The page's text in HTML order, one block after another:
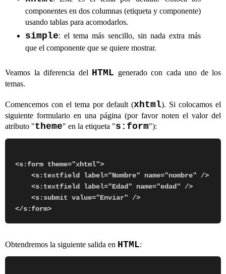
componentes en dos columnas (etiqueta y componente)
usando tablas para acomodarlos.
simple: el tema más sencillo, sin nada extra más
que el componente que se quiere mostrar.
Veamos la diferencia del HTML generado con cada uno de los
temas.
Comencemos con el tema por default (xhtml). Si colocamos el
siguiente formulario en una página (por favor noten el valor del
atributo "theme" en la etiqueta "s:form"):
<s:form theme="xhtml">
    <s:textfield label="Nombre" name="nombre" />
    <s:textfield label="Edad" name="edad" />
    <s:submit value="Enviar" />
Obtendremos la siguiente salida en HTML: